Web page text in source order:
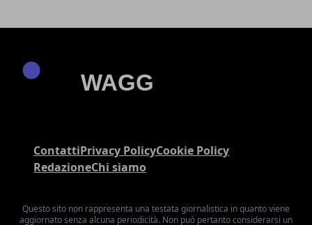
ContattiPrivacy PolicyCookie Policy
RedazioneChi siamo
Questo sito non rappresenta una testata giornalistica in quanto viene
aggiornato senza alcuna periodicità. Non può pertanto considerarsi un